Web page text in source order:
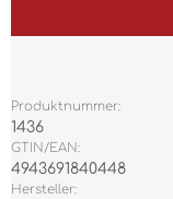
Produktnummer:
1436
GTIN/EAN:
4943691840448
Hersteller: